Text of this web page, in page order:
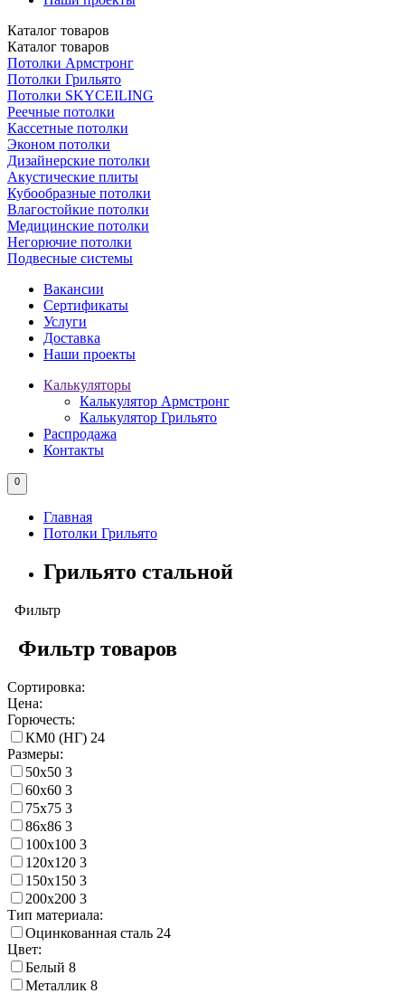
Каталог товаров
Каталог товаров
Потолки Армстронг
Потолки Грильято
Потолки SKYCEILING
Реечные потолки
Кассетные потолки
Эконом потолки
Дизайнерские потолки
Акустические плиты
Кубообразные потолки
Влагостойкие потолки
Медицинские потолки
Негорючие потолки
Подвесные системы
Вакансии
Сертификаты
Услуги
Доставка
Наши проекты
Калькуляторы
Калькулятор Армстронг
Калькулятор Грильято
Распродажа
Контакты
0
Главная
Потолки Грильято
Грильято стальной
Фильтр
Фильтр товаров
Сортировка:
Цена:
Горючесть:
КМ0 (НГ) 24
Размеры:
50х50 3
60х60 3
75х75 3
86х86 3
100х100 3
120х120 3
150х150 3
200х200 3
Тип материала:
Оцинкованная сталь 24
Цвет:
Белый 8
Металлик 8